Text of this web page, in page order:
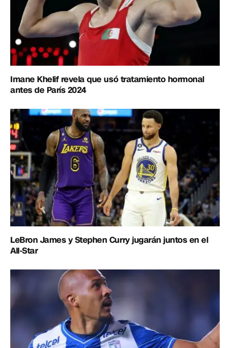
Imane Khelif revela que usó tratamiento hormonal
antes de París 2024
LeBron James y Stephen Curry jugarán juntos en el
All-Star